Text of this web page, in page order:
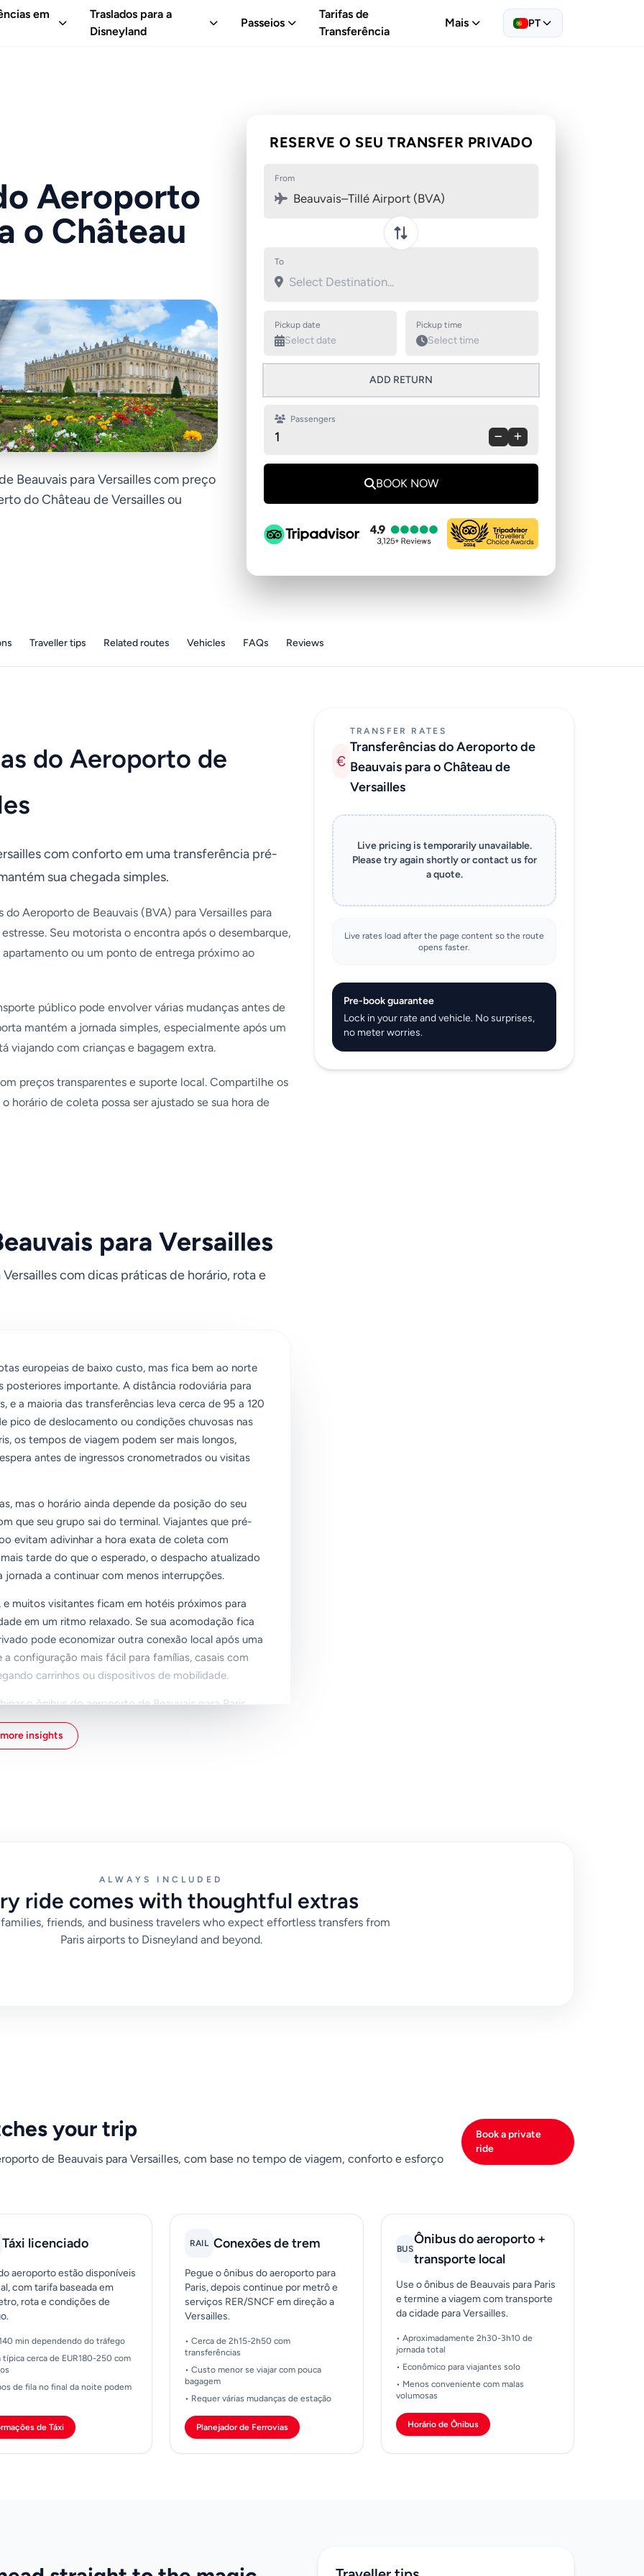
em
Traslados para a
Disneyland
Passeios
Tarifas de
Transferência
Mais PT
Aeroporto
o Château
Beauvais para Versailles com preço
do Château de Versailles ou
RESERVE O SEU TRANSFER PRIVADO
From
Beauvais–Tillé Airport (BVA)
Swap pickup and destination
To
Pickup date Pickup time
ADD RETURN
Passengers
1
BOOK NOW
Traveller tips Related routes Vehicles FAQs Reviews
do Aeroporto de
com conforto em uma transferência pré-
sua chegada simples.
Aeroporto de Beauvais (BVA) para Versailles para
Seu motorista o encontra após o desembarque,
ou um ponto de entrega próximo ao
público pode envolver várias mudanças antes de
mantém a jornada simples, especialmente após um
viajando com crianças e bagagem extra.
preços transparentes e suporte local. Compartilhe os
horário de coleta possa ser ajustado se sua hora de
€
TRANSFER RATES
Transferências do Aeroporto de
Beauvais para o Château de
Versailles
Live pricing is temporarily unavailable.
Please try again shortly or contact us for
a quote.
Live rates load after the page content so the route
opens faster.
Pre-book guarantee
Lock in your rate and vehicle. No surprises,
no meter worries.
para Versailles
com dicas práticas de horário, rota e
europeias de baixo custo, mas fica bem ao norte
posteriores importante. A distância rodoviária para
e a maioria das transferências leva cerca de 95 a 120
pico de deslocamento ou condições chuvosas nas
os tempos de viagem podem ser mais longos,
antes de ingressos cronometrados ou visitas
mas o horário ainda depende da posição do seu
que seu grupo sai do terminal. Viajantes que pré-
evitam adivinhar a hora exata de coleta com
tarde do que o esperado, o despacho atualizado
a continuar com menos interrupções.
muitos visitantes ficam em hotéis próximos para
em um ritmo relaxado. Se sua acomodação fica
pode economizar outra conexão local após uma
configuração mais fácil para famílias, casais com
carrinhos ou dispositivos de mobilidade.
o ônibus do aeroporto de Beauvais para Paris
Isso pode reduzir custos, mas geralmente
bagagem através de estações e escadas. Nos
more insights
ALWAYS INCLUDED
ride comes with thoughtful extras
friends, and business travelers who expect effortless transfers from
Paris airports to Disneyland and beyond.
your trip
de Beauvais para Versailles, com base no tempo de viagem, conforto e esforço
Book a private
ride
Táxi licenciado
aeroporto estão disponíveis
com tarifa baseada em
rota e condições de
min dependendo do tráfego
típica cerca de EUR180-250 com
de fila no final da noite podem
de Táxi
RAIL Conexões de trem
Pegue o ônibus do aeroporto para
Paris, depois continue por metrô e
serviços RER/SNCF em direção a
Versailles.
• Cerca de 2h15-2h50 com
transferências
• Custo menor se viajar com pouca
bagagem
• Requer várias mudanças de estação
Planejador de Ferrovias
BUS
Ônibus do aeroporto +
transporte local
Use o ônibus de Beauvais para Paris
e termine a viagem com transporte
da cidade para Versailles.
• Aproximadamente 2h30-3h10 de
jornada total
• Econômico para viajantes solo
• Menos conveniente com malas
volumosas
Horário de Ônibus